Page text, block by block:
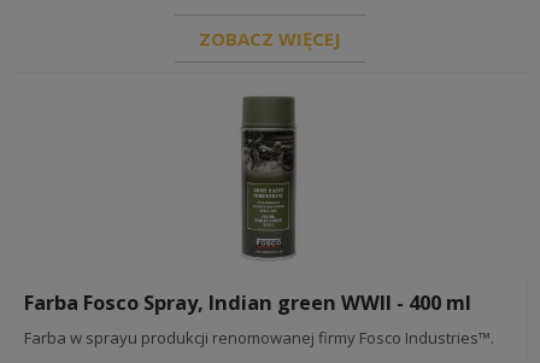
ZOBACZ WIĘCEJ
Farba Fosco Spray, Indian green WWII - 400 ml
Farba w sprayu produkcji renomowanej firmy Fosco Industries™.